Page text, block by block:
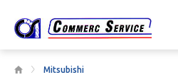
Mitsubishi